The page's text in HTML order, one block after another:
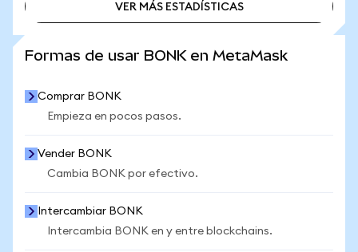
VER MÁS ESTADÍSTICAS
Formas de usar BONK en MetaMask
Comprar BONK
Empieza en pocos pasos.
Vender BONK
Cambia BONK por efectivo.
Intercambiar BONK
Intercambia BONK en y entre blockchains.